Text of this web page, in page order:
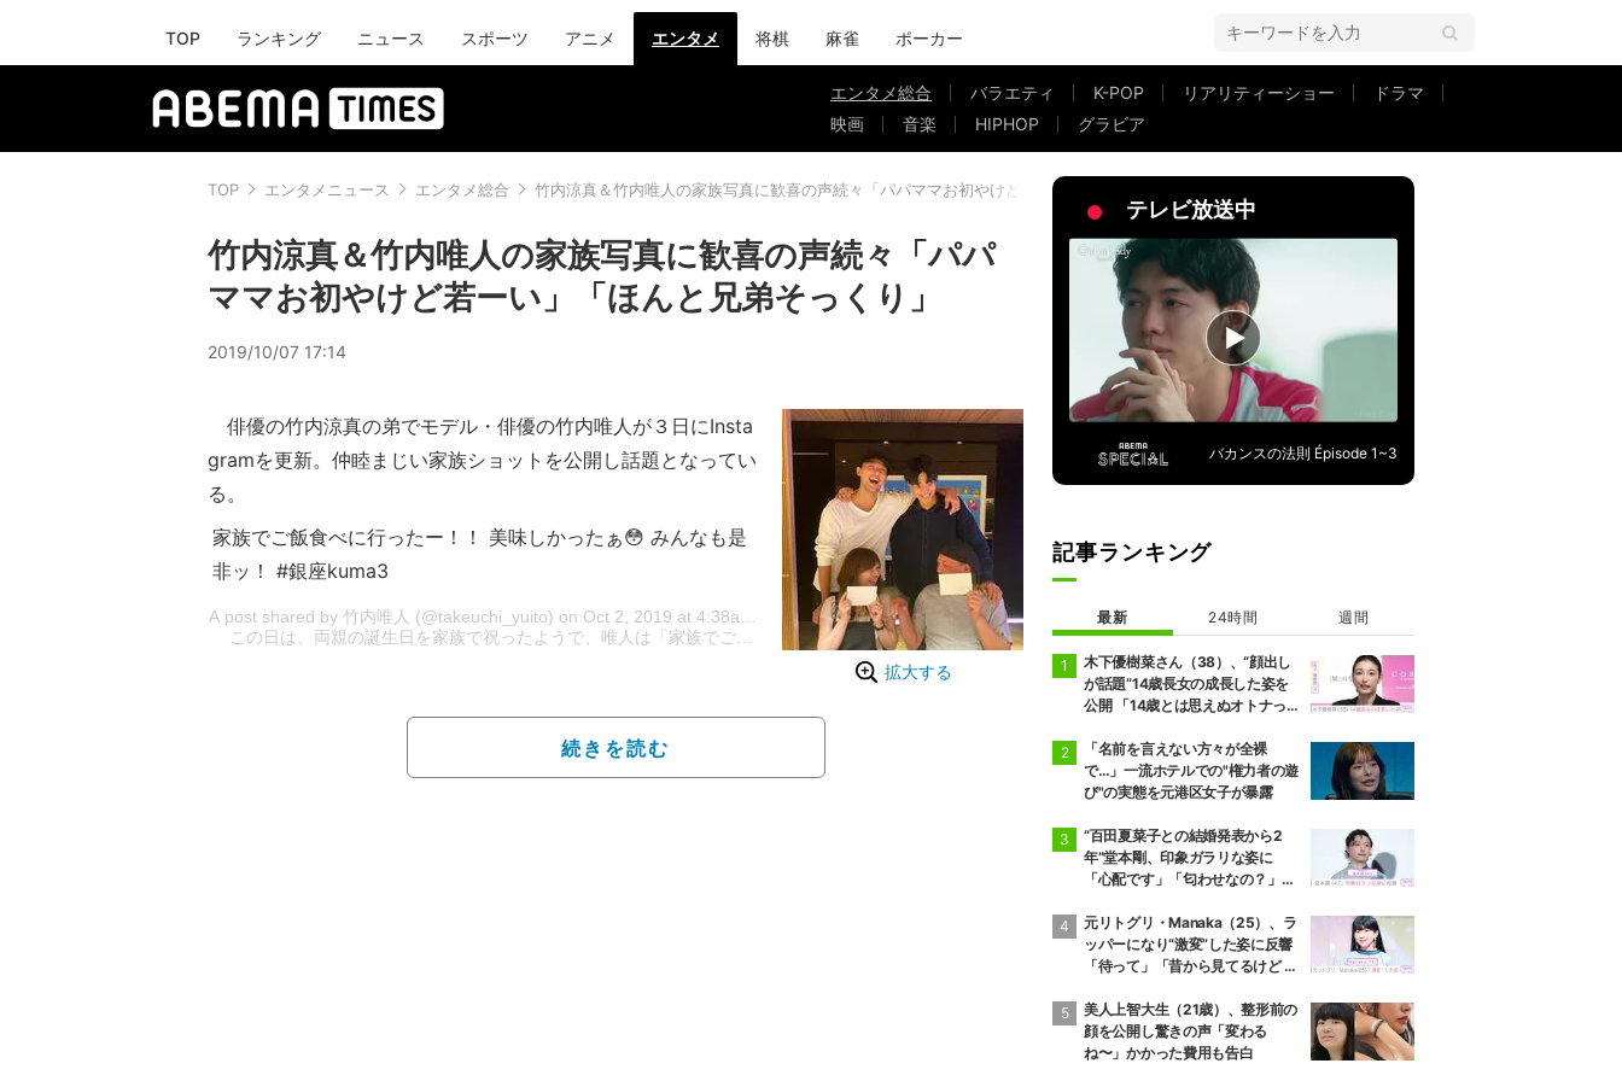
TOP ランキング ニュース スポーツ アニメ エンタメ 将棋 麻雀 ポーカー
エンタメ総合 バラエティ K-POP リアリティーショー
ドラマ
映画
音楽 HIPHOP グラビア
TOP エンタメニュース エンタメ総合 竹内涼真＆竹内唯人の家族写真に歓喜の声続々「パパママお初やけど若ーい」「ほんと兄弟そっくり」
竹内涼真＆竹内唯人の家族写真に歓喜の声続々「パパ
ママお初やけど若ーい」「ほんと兄弟そっくり」
2019/10/07 17:14
拡大する
俳優の竹内涼真の弟でモデル・俳優の竹内唯人が３日にInsta
gramを更新。仲睦まじい家族ショットを公開し話題となってい
る。
家族でご飯食べに行ったー！！ 美味しかったぁ😳 みんなも是
非ッ！ #銀座kuma3
A post shared by 竹内唯人 (@takeuchi_yuito) on Oct 2, 2019 at 4:38am PDT
この日は、両親の誕生日を家族で祝ったようで、唯人は「家族でご飯食べに行ったー！！美味しかったぁ」とコメント。お店の玄関らしき場所で、涼真に肩を組まれる自身、手紙の
続きを読む
テレビ放送中
バカンスの法則 Épisode 1~3
記事ランキング
最新 24時間 週間
木下優樹菜さん（38）、“顔出し
が話題”14歳長女の成長した姿を
公開 「14歳とは思えぬオトナっぽ
ぎる」など反響
「名前を言えない方々が全裸
で…」一流ホテルでの"権力者の遊
び"の実態を元港区女子が暴露
“百田夏菜子との結婚発表から2
年”堂本剛、印象ガラリな姿に
「心配です」「匂わせなの？」な
元リトグリ・Manaka（25）、ラ
ッパーになり“激変”した姿に反響
「待って」「昔から見てるけど 最
美人上智大生（21歳）、整形前の
顔を公開し驚きの声「変わる
ね〜」かかった費用も告白